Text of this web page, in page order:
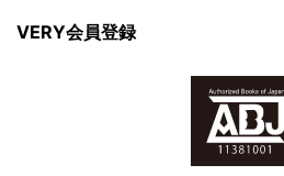
VERY会員登録